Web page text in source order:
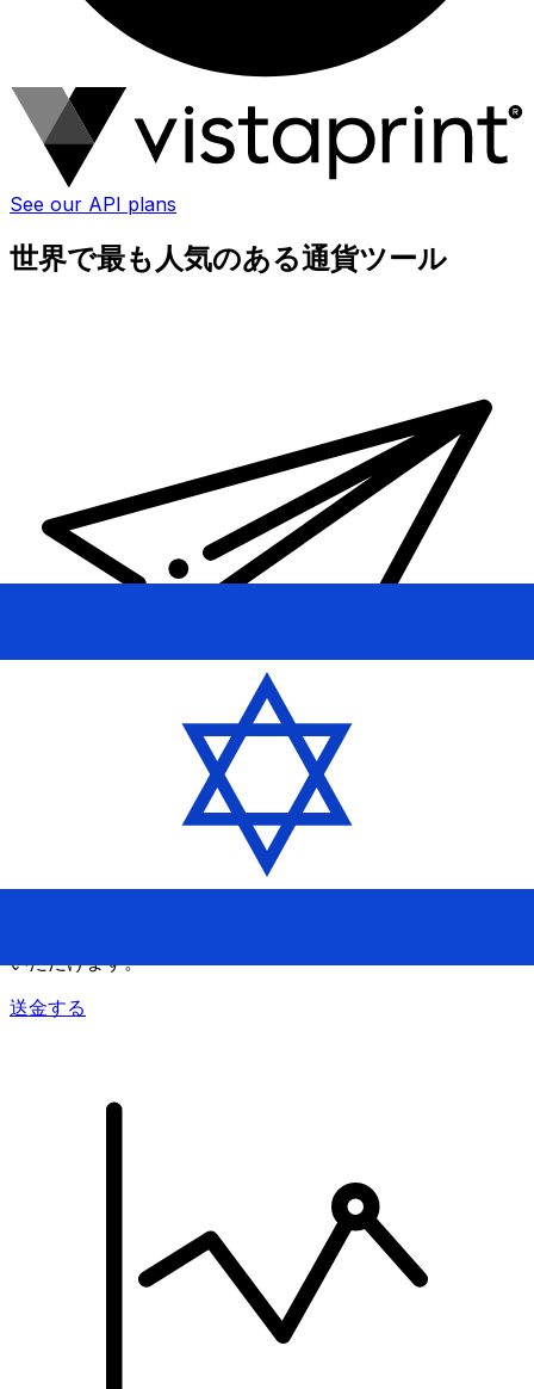
See our API plans
世界で最も人気のある通貨ツール
いただけます。
送金する